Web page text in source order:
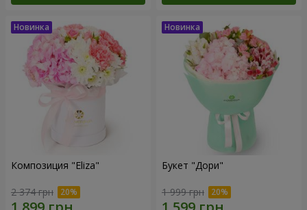
Композиция "Eliza"
2 374 грн
Букет "Дори"
1 999 грн